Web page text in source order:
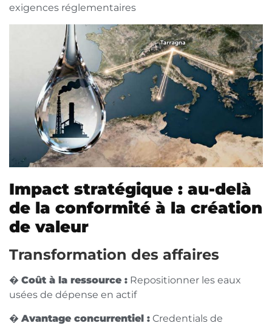
exigences réglementaires
Impact stratégique : au-delà
de la conformité à la création
de valeur
Transformation des affaires
� Coût à la ressource : Repositionner les eaux
usées de dépense en actif
� Avantage concurrentiel : Credentials de